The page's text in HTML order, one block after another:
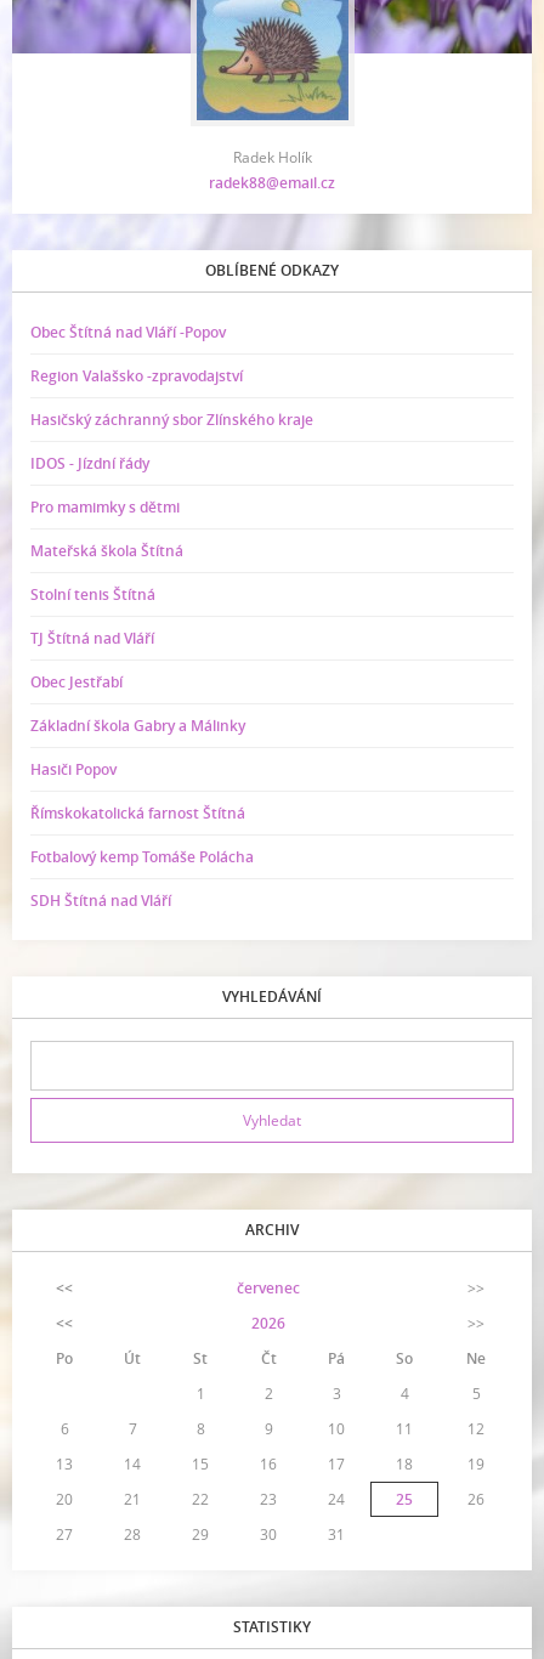
Radek Holík
radek88@email.cz
OBLÍBENÉ ODKAZY
Obec Štítná nad Vláří -Popov
Region Valašsko -zpravodajství
Hasičský záchranný sbor Zlínského kraje
IDOS - Jízdní řády
Pro mamimky s dětmi
Mateřská škola Štítná
Stolní tenis Štítná
TJ Štítná nad Vláří
Obec Jestřabí
Základní škola Gabry a Málinky
Hasiči Popov
Římskokatolická farnost Štítná
Fotbalový kemp Tomáše Polácha
SDH Štítná nad Vláří
VYHLEDÁVÁNÍ
ARCHIV
<< červenec
>>
<<
2026
>>
Po
Út St Čt Pá So
Ne
1
2 3 4
5
6
7 8 9 10 11
12
13
14 15 16 17 18
19
20
21 22 23 24 25
26
27
28 29 30 31
STATISTIKY